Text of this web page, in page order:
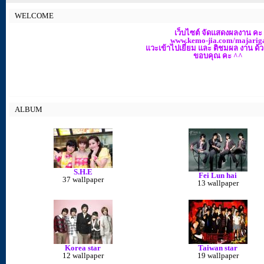
WELCOME
เว็บไซต์ จัดแสดงผลงาน คะ
www.kemo-jia.com/
แวะเข้าไปเยี่ยม และ ติชมผล งาน ด้
ขอบคุณ คะ ^^
ALBUM
S.H.E
37 wallpaper
Fei Lun hai
13 wallpaper
Korea star
12 wallpaper
Taiwan star
19 wallpaper